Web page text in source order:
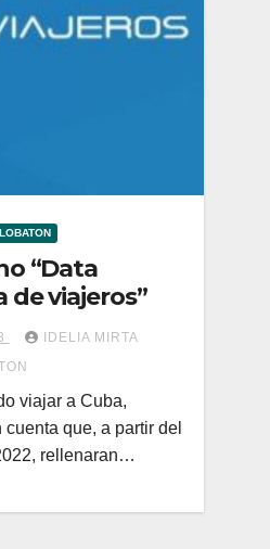
“Data
viajeros”
IDELIA MIRTA
viajar a Cuba,
que, a partir del
rellenaran…